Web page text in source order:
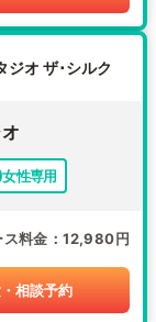
ジオ ザ･シルク
女性専用
ス料金 12,980円
相談予約